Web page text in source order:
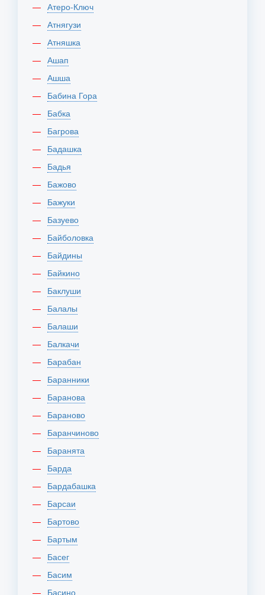
Атеро-Ключ
Атнягузи
Атняшка
Ашап
Ашша
Бабина Гора
Бабка
Багрова
Бадашка
Бадья
Бажово
Бажуки
Базуево
Байболовка
Байдины
Байкино
Баклуши
Балалы
Балаши
Балкачи
Барабан
Баранники
Баранова
Бараново
Баранчиново
Баранята
Барда
Бардабашка
Барсаи
Бартово
Бартым
Басег
Басим
Басино